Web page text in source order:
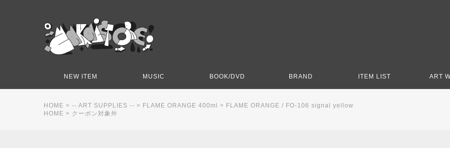
NEW ITEM MUSIC BOOK/DVD BRAND ITEM LIST ART
HOME > -- ART SUPPLIES -- > FLAME ORANGE 400ml > FLAME ORANGE / FO-106 signal yellow
HOME > クーポン対象外